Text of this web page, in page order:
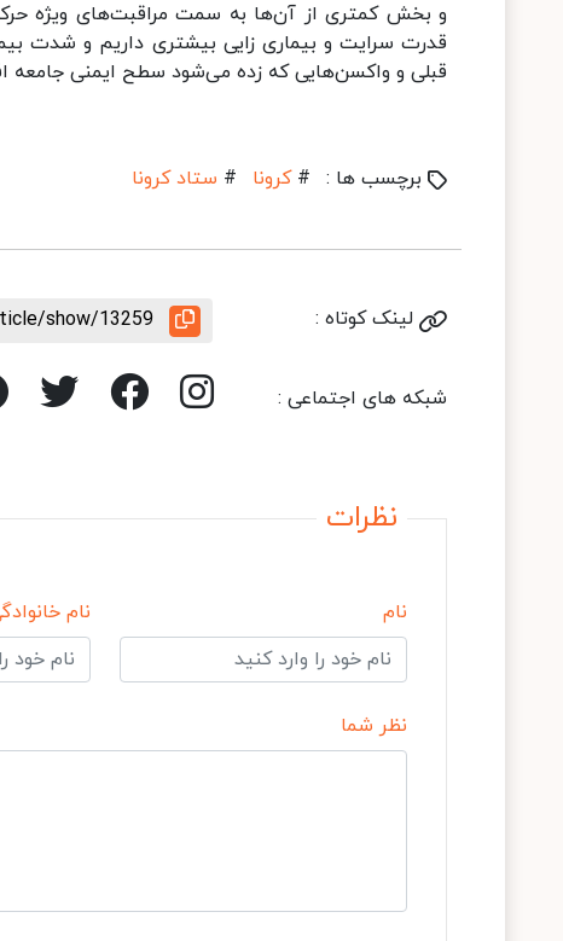
و بخش کمتری از آن‌ها به سمت مراقبت‌های ویژه
قدرت سرایت و بیماری زایی بیشتری داریم و شدت
قبلی و واکسن‌هایی که زده می‌شود سطح ایمنی جامعه
برچسب ها : # کرونا # ستاد کرونا
لینک کوتاه : show/13259
شبکه های اجتماعی :
نظرات
نام نام
نظر شما